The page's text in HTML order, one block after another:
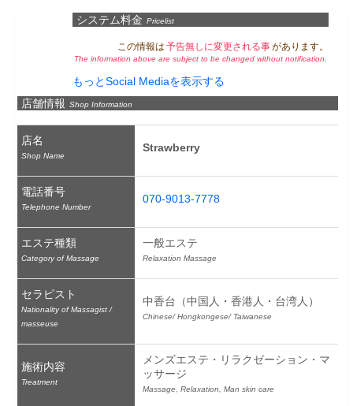
システム料金 Pricelist
この情報は 予告無しに変更される事があります。
The information above are subject to be changed without notification.
もっとSocial Mediaを表示する
店舗情報 Shop Information
店名
Shop Name
Strawberry
電話番号
Telephone Number
070-9013-7778
エステ種類
Category of Massage
一般エステ
Relaxation Massage
セラピスト
Nationality of Massagist /
masseuse
中香台（中国人・香港人・台湾人）
Chinese/ Hongkongese/ Taiwanese
施術内容
Treatment
メンズエステ・リラクゼーション・マ
ッサージ
Massage, Relaxation, Man skin care